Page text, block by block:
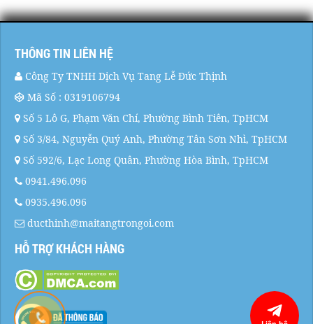
THÔNG TIN LIÊN HỆ
Công Ty TNHH Dịch Vụ Tang Lễ Đức Thịnh
Mã Số : 0319106794
Số 5 Lô G, Phạm Văn Chí, Phường Bình Tiên, TpHCM
Số 3/84, Nguyễn Quý Anh, Phường Tân Sơn Nhì, TpHCM
Số 592/6, Lạc Long Quân, Phường Hòa Bình, TpHCM
0941.496.096
0935.496.096
ducthinh@maitangtrongoi.com
HỖ TRỢ KHÁCH HÀNG